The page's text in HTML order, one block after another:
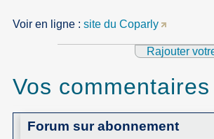
Voir en ligne :site du Coparly
Rajouter
Vos commentaires
Forum sur abonnement